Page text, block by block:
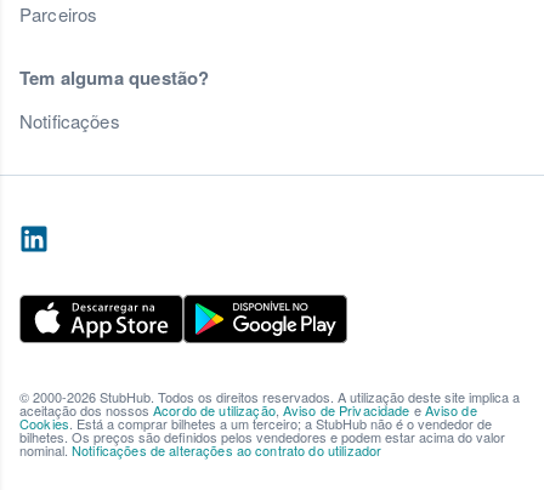
Parceiros
Tem alguma questão?
Notificações
© 2000-2026 StubHub. Todos os direitos reservados. A utilização deste site implica a
aceitação dos nossos Acordo de utilização, Aviso de Privacidade eAviso de
Cookies. Está a comprar bilhetes a um terceiro; a StubHub não é o vendedor de
bilhetes. Os preços são definidos pelos vendedores e podem estar acima do valor
nominal. Notificações de alterações ao contrato do utilizador